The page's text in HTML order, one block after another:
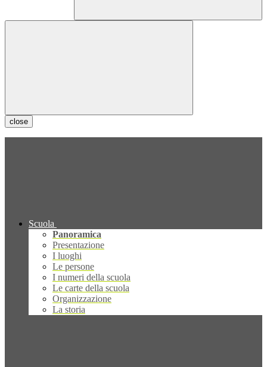
close
Scuola
Panoramica
Presentazione
I luoghi
Le persone
I numeri della scuola
Le carte della scuola
Organizzazione
La storia